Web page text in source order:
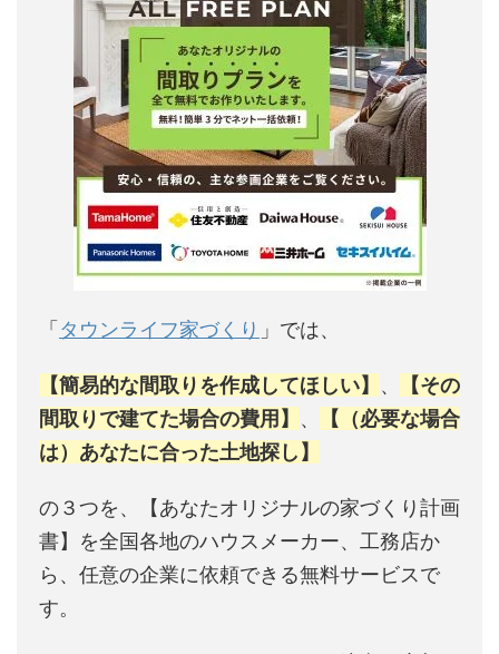
「タウンライフ家づくり 」では、
【簡易的な間取りを作成してほしい】 、
【その
間取りで建てた場合の費用】 、
【（必要な場合
は）あなたに合った土地探し】
の３つを、【あなたオリジナルの家づくり計画
書】を全国各地のハウスメーカー、工務店か
ら、任意の企業に依頼できる無料サービスで
す。